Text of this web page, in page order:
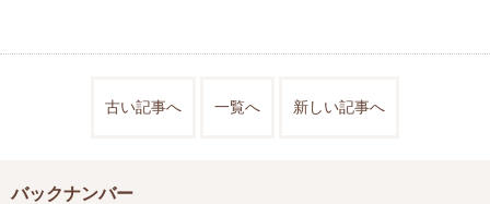
古い記事へ 一覧へ 新しい記事へ
バックナンバー